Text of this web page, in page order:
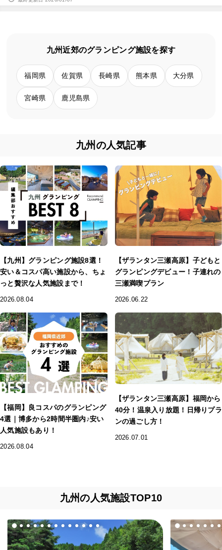
九州近郊のグランピング施設を探す
福岡県 佐賀県 長崎県 熊本県 大分県
宮崎県 鹿児島県
九州の人気記事
【九州】グランピング施設8選！
安い＆コスパ高い施設から、ちょ
っと贅沢な人気施設まで！
2026.08.04
【ザランタン三瀬高原】子どもと
グランピングデビュー！子連れの
三瀬満喫プラン
2026.06.22
【福岡】良コスパのグランピング
4選｜博多から2時間半圏内♪安い
人気施設もあり！
2026.08.04
【ザランタン三瀬高原】福岡から
40分！温泉入り放題！日帰りプラ
ンの過ごし方！
2026.07.01
九州の人気施設TOP10